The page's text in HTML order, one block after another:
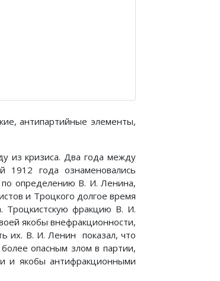
антипартийные элементы,
из кризиса. Два года между
года ознаменовались
по определению В. И. Ленина,
и Троцкого долгое время
Троцкистскую фракцию В. И.
якобы внефракционности,
их. В. И. Ленин показал, что
опасным злом в партии,
и якобы антифракционными